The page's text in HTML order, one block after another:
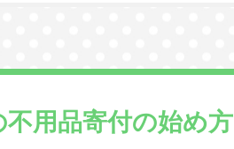
不用品寄付の始め方